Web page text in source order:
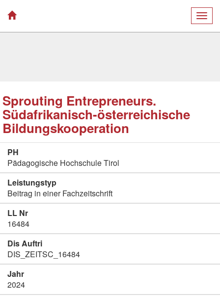
Sprouting Entrepreneurs.
Südafrikanisch-österreichische
Bildungskooperation
PH
Pädagogische Hochschule Tirol
Leistungstyp
Beitrag in einer Fachzeitschrift
LL Nr
16484
Dis Auftri
DIS_ZEITSC_16484
Jahr
2024